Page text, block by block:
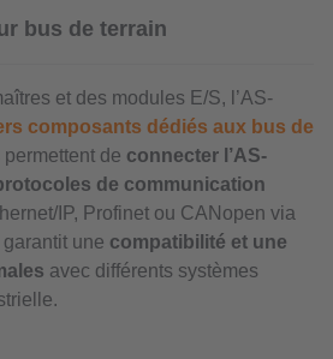
bus de terrain
et des modules E/S, l’AS-
composants dédiés aux bus de
de connecter l’AS-
de communication
IP, Profinet ou CANopen via
une compatibilité et une
avec différents systèmes